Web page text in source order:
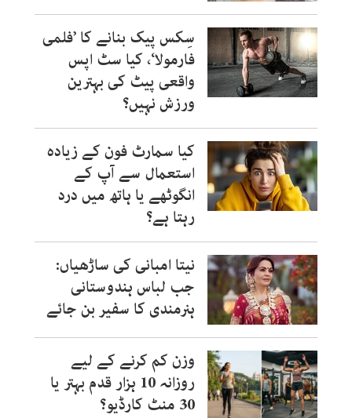
سِکس پیک بنانے کا ’فلمی
فارمولا‘، کیا سٹ اپس
واقعی پیٹ کی بہترین
ورزش نہیں؟
کیا سمارٹ فون کے زیادہ
استعمال سے آپ کے
انگوٹھے یا ہاتھ میں درد
رہتا ہے؟
نیتا امبانی کی ساڑھیاں:
جب لباس ہندوستانی
ہنرمندی کا سفیر بن جائے
وزن کم کرنے کے لیے
روزانہ 10 ہزار قدم بہتر یا
30 منٹ کارڈیو؟